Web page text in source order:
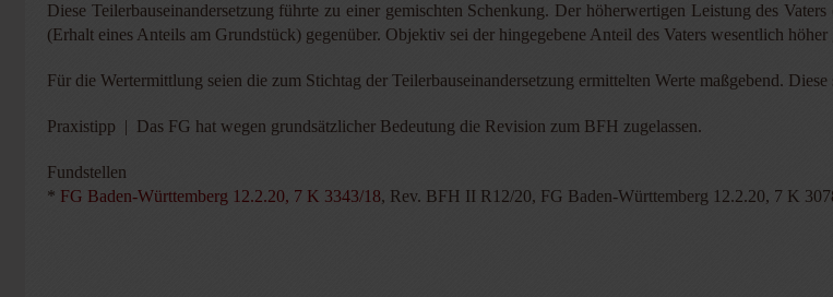
Diese Teilerbauseinandersetzung führte zu einer gemischten Schenkung. Der höherwertigen Leistung des
(Erhalt eines Anteils am Grundstück) gegenüber. Objektiv sei der hingegebene Anteil des Vaters wesentlich höher
Für die Wertermittlung seien die zum Stichtag der Teilerbauseinandersetzung ermittelten Werte maßgebend. Diese
Praxistipp | Das FG hat wegen grundsätzlicher Bedeutung die Revision zum BFH zugelassen.
Fundstellen
* FG Baden-Württemberg 12.2.20, 7 K 3343/18, Rev. BFH II R12/20, FG Baden-Württemberg 12.2.20, 7 K